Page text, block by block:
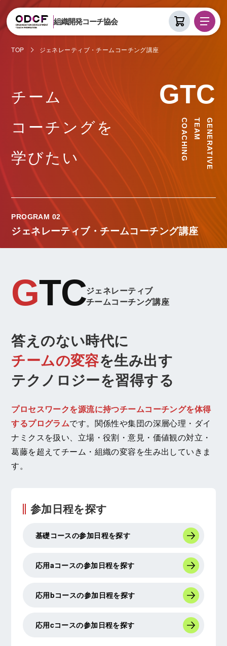
組織開発コーチ協会
TOP ジェネレーティブ・チームコーチング講座
チーム
コーチングを
学びたい
GTC
GENERATIVE
TEAM
COACHING
PROGRAM 02
ジェネレーティブ・チームコーチング講座
GTCジェネレーティブ
チームコーチング講座
答えのない時代に
チームの変容を生み出す
テクノロジーを習得する
プロセスワークを源流に持つチームコーチングを体得
するプログラムです。関係性や集団の深層心理・ダイ
ナミクスを扱い、立場・役割・意見・価値観の対立・
葛藤を超えてチーム・組織の変容を生み出していきま
す。
参加日程を探す
基礎コースの参加日程を探す
応用aコースの参加日程を探す
応用bコースの参加日程を探す
応用cコースの参加日程を探す